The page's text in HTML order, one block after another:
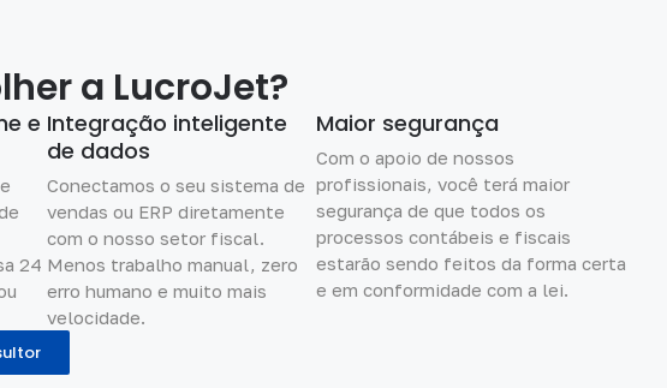
a LucroJet?
e
24
Integração inteligente
de dados
Conectamos o seu sistema de
vendas ou ERP diretamente
com o nosso setor fiscal.
Menos trabalho manual, zero
erro humano e muito mais
velocidade.
Maior segurança
Com o apoio de nossos
profissionais, você terá maior
segurança de que todos os
processos contábeis e fiscais
estarão sendo feitos da forma certa
e em conformidade com a lei.